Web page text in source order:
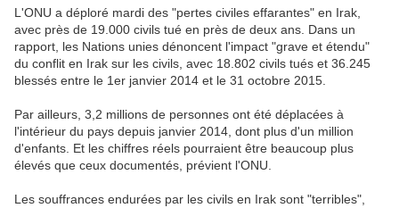
L'ONU a déploré mardi des "pertes civiles effarantes" en Irak,
avec près de 19.000 civils tué en près de deux ans. Dans un
rapport, les Nations unies dénoncent l'impact "grave et étendu"
du conflit en Irak sur les civils, avec 18.802 civils tués et 36.245
blessés entre le 1er janvier 2014 et le 31 octobre 2015.
Par ailleurs, 3,2 millions de personnes ont été déplacées à
l'intérieur du pays depuis janvier 2014, dont plus d'un million
d'enfants. Et les chiffres réels pourraient être beaucoup plus
élevés que ceux documentés, prévient l'ONU.
Les souffrances endurées par les civils en Irak sont "terribles",